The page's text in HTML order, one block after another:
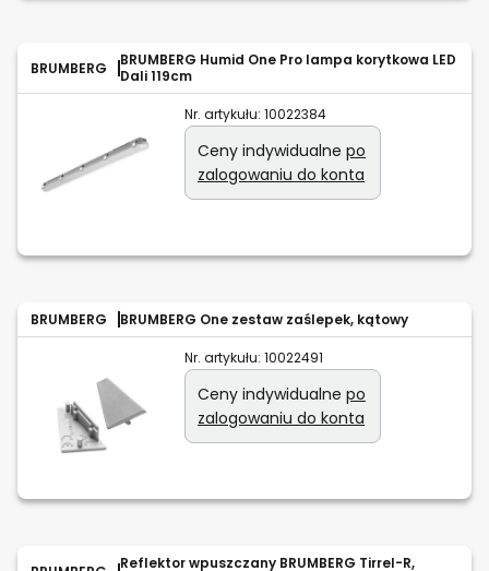
BRUMBERG
BRUMBERG Humid One Pro lampa korytkowa LED
Dali 119cm
Nr. artykułu: 10022384
Ceny indywidualne po
zalogowaniu do konta
BRUMBERG BRUMBERG One zestaw zaślepek, kątowy
Nr. artykułu: 10022491
Ceny indywidualne po
zalogowaniu do konta
Reflektor wpuszczany BRUMBERG Tirrel-R,